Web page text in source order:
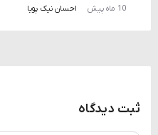
10 ماه پیش احسان نیک پویا
ثبت دیدگاه